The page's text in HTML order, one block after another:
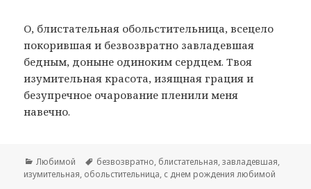
О, блистательная обольстительница, всецело
покорившая и безвозвратно завладевшая
бедным, доныне одиноким сердцем. Твоя
изумительная красота, изящная грация и
безупречное очарование пленили меня
навечно.
Рубрики
Любимой Метки
безвозвратно, блистательная,завладевшая,
изумительная, обольстительница, с днем рождения любимой